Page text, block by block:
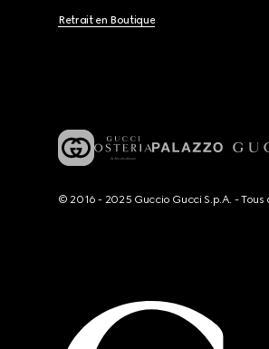
Retrait en Boutique
© 2016 - 2025 Guccio Gucci S.p.A. -